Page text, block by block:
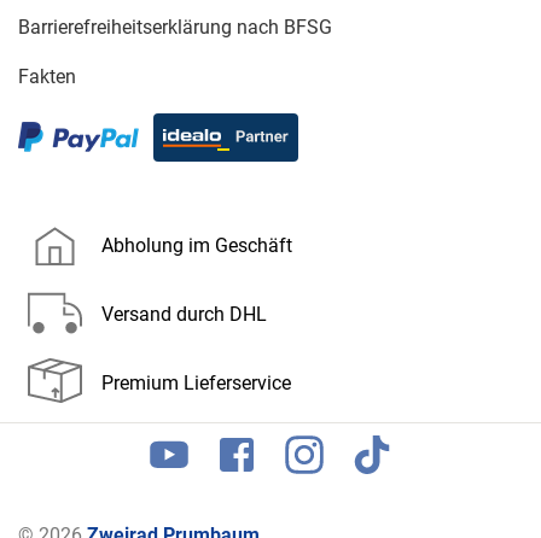
Barrierefreiheitserklärung nach BFSG
Fakten
Abholung im Geschäft
Versand durch DHL
Premium Lieferservice